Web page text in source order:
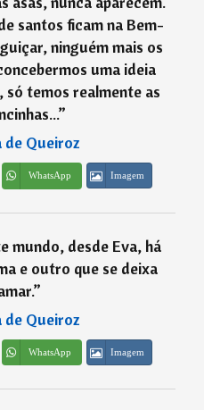
santos ficam na Bem-
ninguém mais os
uma ideia
só temos realmente as
”
de Queiroz
WhatsApp Imagem
mundo, desde Eva, há
e outro que se deixa
”
de Queiroz
WhatsApp Imagem